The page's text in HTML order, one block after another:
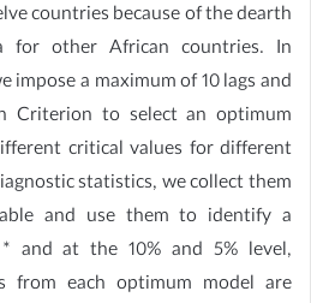
countries because of the dearth
for other African countries. In
impose a maximum of 10 lags and
Criterion to select an optimum
critical values for different
statistics, we collect them
and use them to identify a
and at the 10% and 5% level,
from each optimum model are